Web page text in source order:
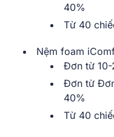
40%
Từ 40
Nệm foam
Đơn từ 10-
Đơn từ
40%
Từ 40